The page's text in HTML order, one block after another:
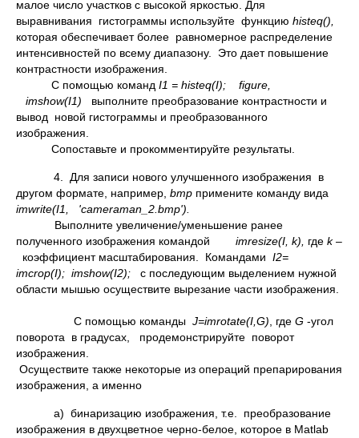
малое число участков с высокой яркостью. Для
выравнивания гистограммы используйте функцию histeq(),
которая обеспечивает более равномерное распределение
интенсивностей по всему диапазону. Это дает повышение
контрастности изображения.
С помощью команд I1 = histeq(I); figure,
imshow(I1) выполните преобразование контрастности и
вывод новой гистограммы и преобразованного
изображения.
Сопоставьте и прокомментируйте результаты.
4. Для записи нового улучшенного изображения в
другом формате, например, bmp примените команду вида
imwrite(I1, 'cameraman_2.bmp').
Выполните увеличение/уменьшение ранее
полученного изображения командой imresize(I, k), где k–
коэффициент масштабирования. Командами I2=
imcrop(I); imshow(I2); с последующим выделением нужной
области мышью осуществите вырезание части изображения.
С помощью команды J=imrotate(I, G) , где G -угол
поворота в градусах, продемонстрируйте поворот
изображения.
Осуществите также некоторые из операций препарирования
изображения, а именно
а) бинаризацию изображения, т.е. преобразование
изображения в двухцветное черно-белое, которое в Matlab